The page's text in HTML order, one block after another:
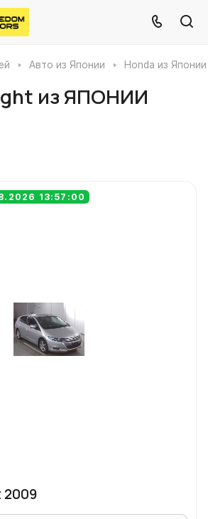
Авто из Японии Honda из Японии
из ЯПОНИИ
13:57:00
2009